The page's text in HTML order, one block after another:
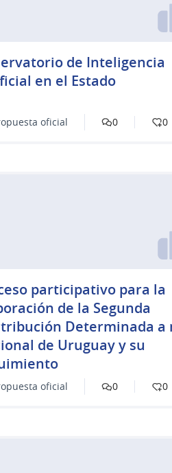
de Inteligencia
en el Estado
oficial 0 0
participativo para la
de la Segunda
Determinada a
de Uruguay y su
oficial 0 0